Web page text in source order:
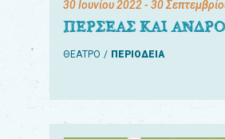
30 Ιουνίου 2022- 30
ΠΕΡΣΕΑΣ ΚΑΙ
ΘΕΑΤΡΟ ΠΕΡΙΟΔΕΙΑ